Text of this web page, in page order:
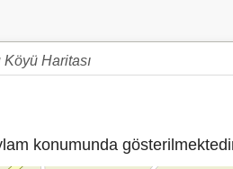
Haritası
konumunda